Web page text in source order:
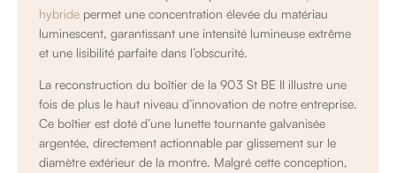
hybride permet une concentration élevée du matériau
luminescent, garantissant une intensité lumineuse extrême
et une lisibilité parfaite dans l’obscurité.
La reconstruction du boîtier de la 903 St BE II illustre une
fois de plus le haut niveau d’innovation de notre entreprise.
Ce boîtier est doté d’une lunette tournante galvanisée
argentée, directement actionnable par glissement sur le
diamètre extérieur de la montre. Malgré cette conception,